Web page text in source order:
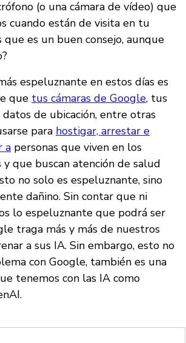
(o una cámara de vídeo) que
cuando están de visita en tu
que es un buen consejo, aunque
espeluznante en estos días es
que tus cámaras de Google, tus
de ubicación, entre otras
para hostigar, arrestar e
a personas que viven en los
y que buscan atención de salud
no solo es espeluznante, sino
dañino. Sin contar que ni
lo espeluznante que podrá ser
traga más y más de nuestros
a sus IA. Sin embargo, esto no
con Google, también es una
tenemos con las IA como